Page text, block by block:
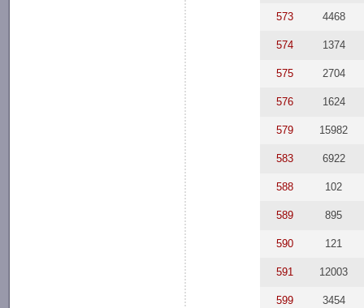
573 4468
574 1374
575 2704
576 1624
579 15982
583 6922
588 102
589 895
590 121
591 12003
599 3454